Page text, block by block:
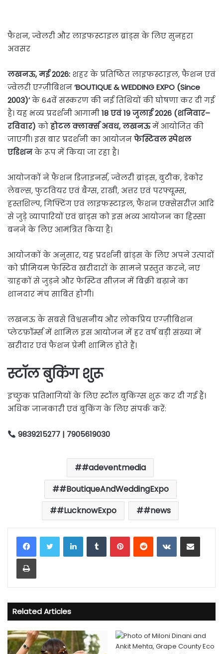
फैशन, ज्वेलरी और लाइफस्टाइल ब्रांड्स के लिए सुनहरा
अवसर
लखनऊ, मई 2026: शहर के प्रतिष्ठित लाइफस्टाइल, फैशन एवं
ज्वेलरी एग्ज़ीबिशन‘BOUTIQUE & WEDDING EXPO (Since
2003)’के 64वें संस्करण की नई तिथियों की घोषणा कर दी गई
है। यह भव्य प्रदर्शनी आगामी18 एवं 19 जुलाई 2026 (शनिवार–
रविवार) कोहोटल क्लार्क्स अवध, लखनऊमें आयोजित की
जाएगी। इस बार प्रदर्शनी का आयोजनफेस्टिवल स्पेशल
एडिशनके रूप में किया जा रहा है।
आयोजकों ने फैशन डिज़ाइनर्स, ज्वेलरी ब्रांड्स, बुटीक, डेकोर
लेबल्स, फुटवियर एवं बैग्स, राखी, अत्तर एवं परफ्यूम्स,
हस्तशिल्प, गिफ्टिंग एवं लाइफस्टाइल, फैशन एक्सेसरीज़ आदि
से जुड़े व्यापारियों एवं ब्रांड्स को इस भव्य आयोजन का हिस्सा
बनने के लिए आमंत्रित किया है।
आयोजकों के अनुसार, यह प्रदर्शनी ब्रांड्स के लिए अपने उत्पादों
को प्रीमियम फेस्टिव खरीदारों के सामने प्रस्तुत करने, नए
ग्राहकों से जुड़ने और फेस्टिव सीज़न में बिक्री बढ़ाने का
शानदार मंच साबित होगी।
लखनऊ के सबसे विश्वसनीय और लोकप्रिय एग्ज़ीबिशन
प्लेटफ़ॉर्म्स में शामिल इस आयोजन में हर वर्ष बड़ी संख्या में
खरीदार एवं फैशन प्रेमी शामिल होते हैं।
स्टॉल बुकिंग शुरू
इच्छुक प्रतिभागियों के लिए स्टॉल बुकिंग्स शुरू कर दी गई हैं।
अधिक जानकारी एवं बुकिंग के लिए संपर्क करें:
9839215277 | 7905619030
#adeventmedia
#BoutiqueAndWeddingExpo
#LucknowExpo
#news
LinkedInTumblrPinterestReddit VKontakteShare via Email
Print
Related Articles